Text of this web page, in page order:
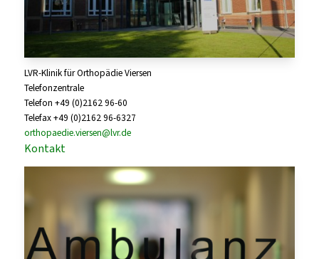
LVR-Klinik für Orthopädie Viersen
Telefonzentrale
Telefon +49 (0)2162 96-60
Telefax +49 (0)2162 96-6327
orthopaedie.viersen@lvr.de
Kontakt